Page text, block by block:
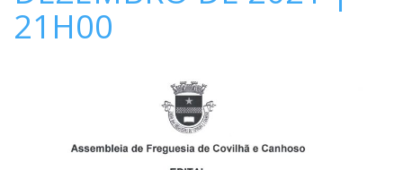
21H00